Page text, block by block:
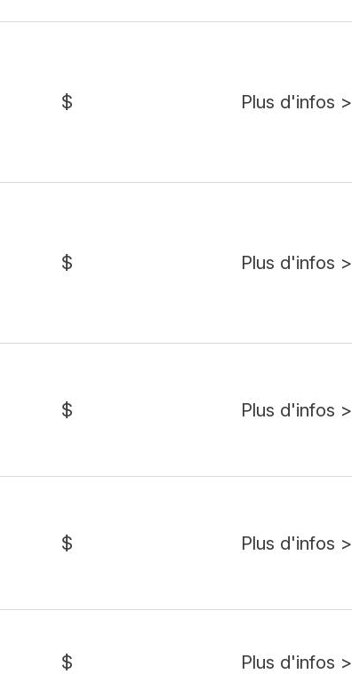
$ Plus d'infos >
$ Plus d'infos >
$ Plus d'infos >
$ Plus d'infos >
$ Plus d'infos >